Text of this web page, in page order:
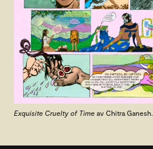
Exquisite Cruelty of Time av Chitra Ganesh.